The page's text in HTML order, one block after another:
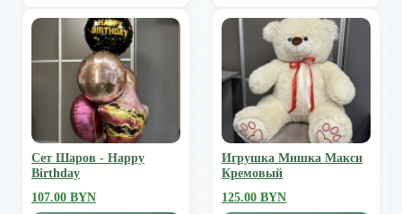
Сет Шаров - Happy
Birthday
107.00 BYN
Игрушка Мишка Mакси
Кремовый
125.00 BYN